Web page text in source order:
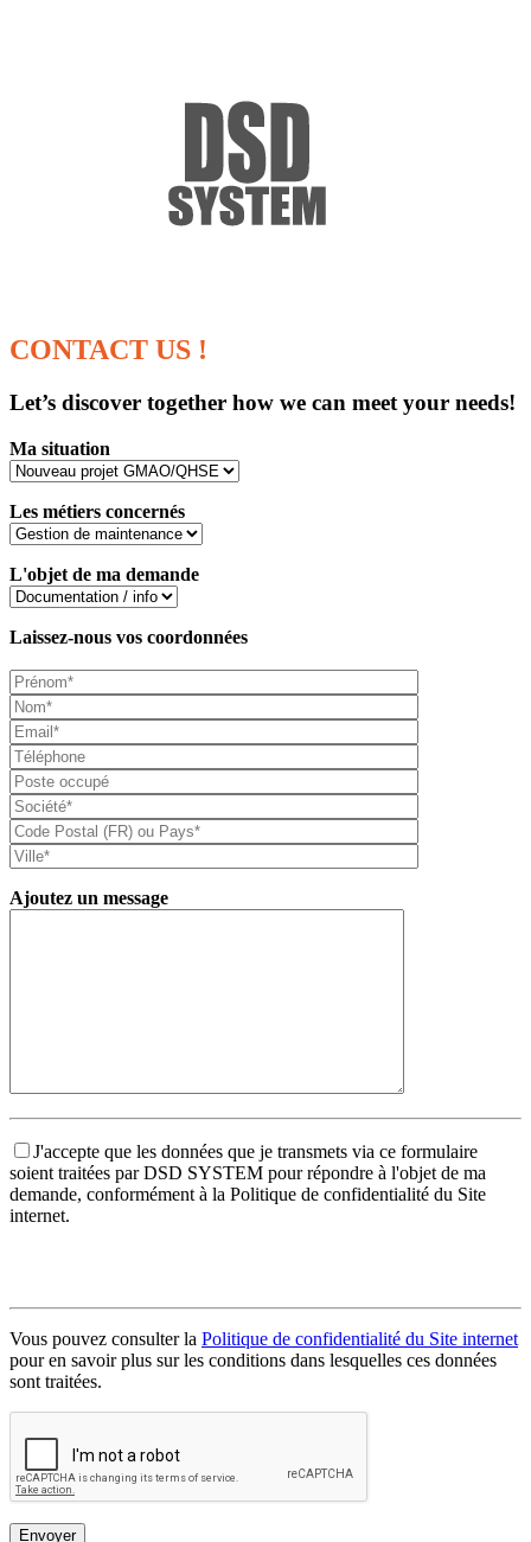
CONTACT US !
Let’s discover together how we can meet your needs!
Ma situation
Les métiers concernés
L'objet de ma demande
Laissez-nous vos coordonnées
Ajoutez un message
J'accepte que les données que je transmets via ce formulaire
soient traitées par DSD SYSTEM pour répondre à l'objet de ma
demande, conformément à la Politique de confidentialité du Site
internet.
Vous pouvez consulter la Politique de confidentialité du Site internet
pour en savoir plus sur les conditions dans lesquelles ces données
sont traitées.